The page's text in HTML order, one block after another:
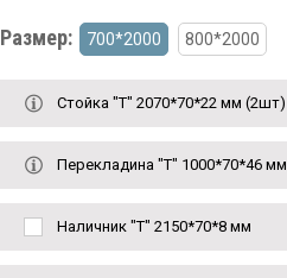
Размер: 700*2000 800*2000
Стойка "Т" 2070*70*22 мм (2шт)
Перекладина "Т" 1000*70*46 мм
Наличник "Т" 2150*70*8 мм